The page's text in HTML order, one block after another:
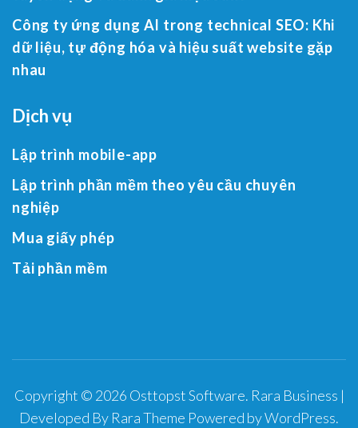
Công ty ứng dụng AI trong technical SEO: Khi
dữ liệu, tự động hóa và hiệu suất website gặp
nhau
Dịch vụ
Lập trình mobile-app
Lập trình phần mềm theo yêu cầu chuyên
nghiệp
Mua giấy phép
Tải phần mềm
Copyright © 2026 Osttopst Software. Rara Business |
Developed By Rara Theme Powered byWordPress.